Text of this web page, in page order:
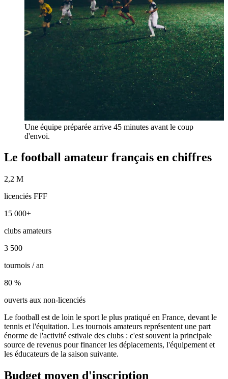
Une équipe préparée arrive 45 minutes avant le coup
d'envoi.
Le football amateur français en chiffres
2,2 M
licenciés FFF
15 000+
clubs amateurs
3 500
tournois / an
80 %
ouverts aux non-licenciés
Le football est de loin le sport le plus pratiqué en France, devant le
tennis et l'équitation. Les tournois amateurs représentent une part
énorme de l'activité estivale des clubs : c'est souvent la principale
source de revenus pour financer les déplacements, l'équipement et
les éducateurs de la saison suivante.
Budget moyen d'inscription